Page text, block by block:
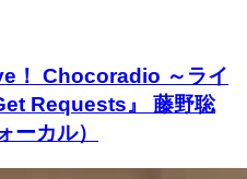
！ Chocoradio ～ライ
Requests』 藤野聡
ーカル）